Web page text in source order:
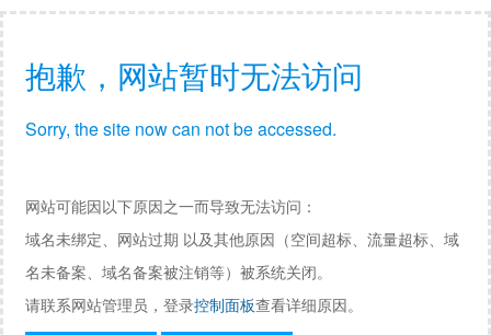
抱歉，网站暂时无法访问
Sorry, the site now can not be accessed.
网站可能因以下原因之一而导致无法访问：
域名未绑定、网站过期 以及其他原因（空间超标、流量超标、域
名未备案、域名备案被注销等）被系统关闭。
请联系网站管理员，登录控制面板查看详细原因。